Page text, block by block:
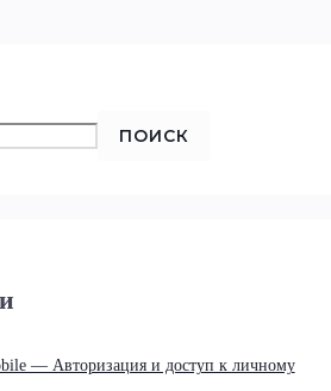
ПОИСК
— Авторизация и доступ к личному